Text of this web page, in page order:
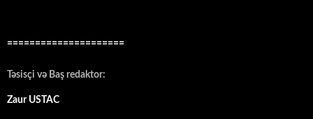
=====================
Təsisçi və Baş redaktor:
Zaur USTAC